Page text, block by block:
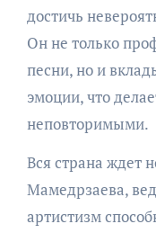
достичь
Он не только
песни, но и
эмоции, что
неповторимыми.
Вся страна ждет
Мамедрзаева,
артистизм